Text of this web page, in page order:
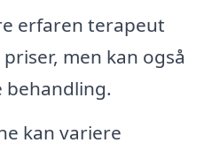
erfaren terapeut
men kan også
behandling.
kan variere